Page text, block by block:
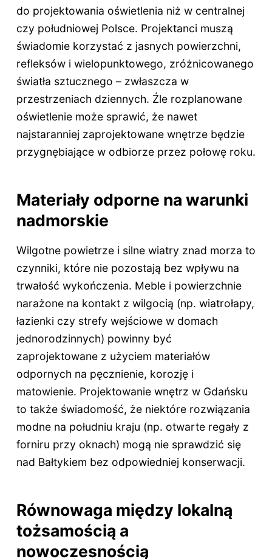
do projektowania oświetlenia niż w centralnej
czy południowej Polsce. Projektanci muszą
świadomie korzystać z jasnych powierzchni,
refleksów i wielopunktowego, zróżnicowanego
światła sztucznego – zwłaszcza w
przestrzeniach dziennych. Źle rozplanowane
oświetlenie może sprawić, że nawet
najstaranniej zaprojektowane wnętrze będzie
przygnębiające w odbiorze przez połowę roku.
Materiały odporne na warunki
nadmorskie
Wilgotne powietrze i silne wiatry znad morza to
czynniki, które nie pozostają bez wpływu na
trwałość wykończenia. Meble i powierzchnie
narażone na kontakt z wilgocią (np. wiatrołapy,
łazienki czy strefy wejściowe w domach
jednorodzinnych) powinny być
zaprojektowane z użyciem materiałów
odpornych na pęcznienie, korozję i
matowienie. Projektowanie wnętrz w Gdańsku
to także świadomość, że niektóre rozwiązania
modne na południu kraju (np. otwarte regały z
forniru przy oknach) mogą nie sprawdzić się
nad Bałtykiem bez odpowiedniej konserwacji.
Równowaga między lokalną
tożsamością a
nowoczesnością